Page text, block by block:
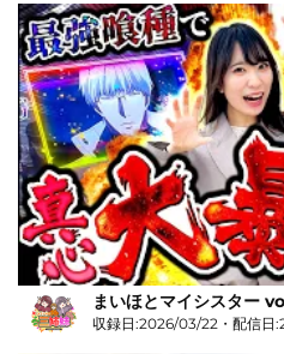
まいほとマイシスター
収録日:2026/03/22・配信日